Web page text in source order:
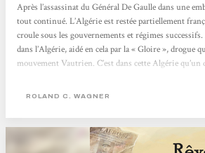
Après l’assassinat du Général De Gaulle dans une
tout continué. L’Algérie est restée partiellement
croule sous les gouvernements et régimes
dans l’Algérie, aidé en cela par la « Gloire », drogue
mouvement Vautrien. C’est dans cette Algérie
moi, au...
ROLAND C. WAGNER